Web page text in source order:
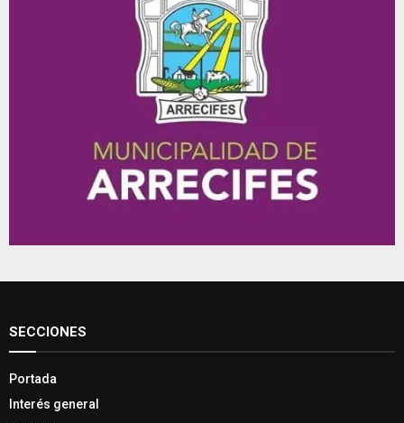
SECCIONES
Portada
Interés general